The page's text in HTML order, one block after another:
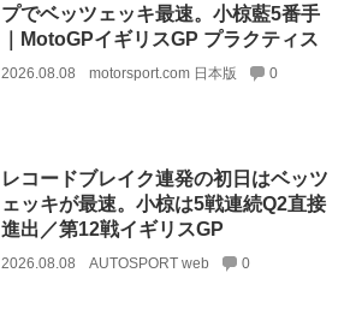
プでベッツェッキ最速。小椋藍5番手
｜MotoGPイギリスGP プラクティス
2026.08.08 motorsport.com 日本版 0
レコードブレイク連発の初日はベッツ
ェッキが最速。小椋は5戦連続Q2直接
進出／第12戦イギリスGP
2026.08.08 AUTOSPORT web 0